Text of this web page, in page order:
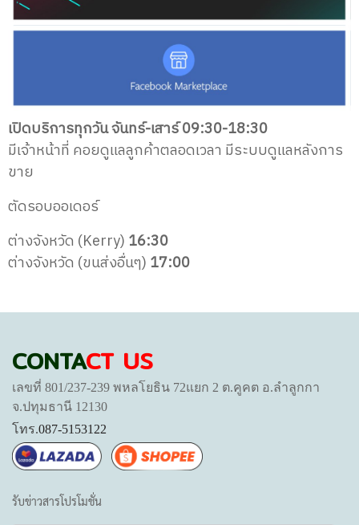
เปิดบริการทุกวัน จันทร์-เสาร์ 09:30-18:30
มีเจ้าหน้าที่ คอยดูแลลูกค้าตลอดเวลา มีระบบดูแลหลังการ
ขาย
ตัดรอบออเดอร์
ต่างจังหวัด (Kerry) 16:30
ต่างจังหวัด (ขนส่งอื่นๆ) 17:00
CONTACT US
เลขที่ 801/237-239 พหลโยธิน 72แยก 2 ต.คูคต อ.ลำลูกกา
จ.ปทุมธานี 12130
โทร.087-5153122
รับข่าวสารโปรโมชั่น